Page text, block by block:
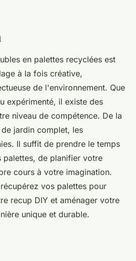
en palettes recyclées est
à la fois créative,
de l'environnement. Que
expérimenté, il existe des
niveau de compétence. De la
jardin complet, les
Il suffit de prendre le temps
palettes, de planifier votre
cours à votre imagination.
vos palettes pour
recup DIY et aménager votre
unique et durable.